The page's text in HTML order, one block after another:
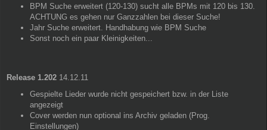
BPM Suche erweitert (120-130) sucht alle BPMs mit 120 bis 130.
ACHTUNG es gehen nur Ganzzahlen bei dieser Suche!
Jahr Suche erweitert. Handhabung wie BPM Suche
Sonst noch ein paar Kleinigkeiten...
Release 1.202 14.12.11
Gespielte Lieder wurde nicht gespeichert bzw. in der Liste
angezeigt
Cover werden nun optional ins Archiv geladen (Prog.
Einstellungen)